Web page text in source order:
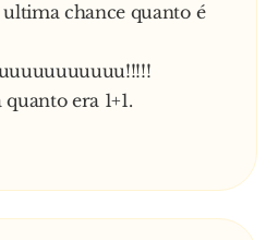
chance quanto é
era 1+1.